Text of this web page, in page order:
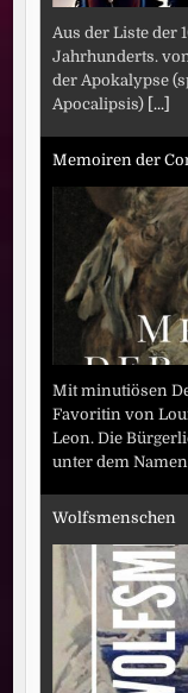
Aus der Liste der
Jahrhunderts.
der Apokalypse
Apocalipsis) [...]
Memoiren der
Mit minutiösen
Favoritin von
Leon. Die
unter dem
Wolfsmenschen